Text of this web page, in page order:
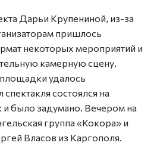
Дарьи Крупениной, из-за
пришлось
некоторых мероприятий и
камерную сцену.
удалось
состоялся на
было задумано. Вечером на
группа «Кокора» и
Власов из Каргополя.